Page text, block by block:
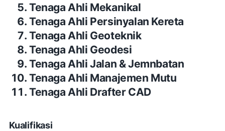
Tenaga Ahli Mekanikal
Tenaga Ahli Persinyalan Kereta
Tenaga Ahli Geoteknik
Tenaga Ahli Geodesi
Tenaga Ahli Jalan & Jemnbatan
Tenaga Ahli Manajemen Mutu
Tenaga Ahli Drafter CAD
Kualifikasi